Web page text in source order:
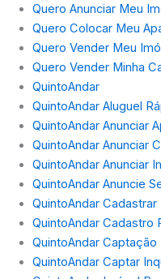
Quero Anunciar Meu
Quero Colocar Meu
Quero Vender Meu
Quero Vender Minha
QuintoAndar
QuintoAndar Aluguel
QuintoAndar Anunciar
QuintoAndar Anunciar
QuintoAndar Anunciar
QuintoAndar Anuncie
QuintoAndar Cadastrar
QuintoAndar Cadastro
QuintoAndar
QuintoAndar Captar